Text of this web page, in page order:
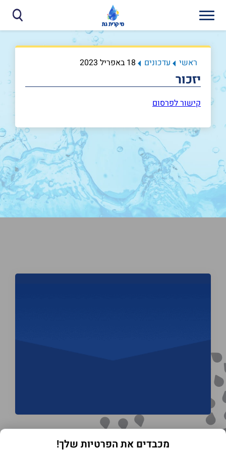
ראשי עדכונים 18 באפריל 2023
יזכור
קישור לפרסום
מכבדים את הפרטיות שלך!